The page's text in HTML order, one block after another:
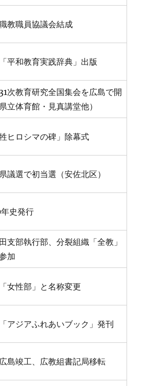
教職員協議会結成
平和教育実践辞典」出版
次教育研究全国集会を広島で開
立体育館・見真講堂他）
牲ヒロシマの碑」除幕式
議選で初当選（安佐北区）
史発行
支部執行部、分裂組織「全教」
加
女性部」と名称変更
アジアふれあいブック」発刊
島竣工、広教組書記局移転